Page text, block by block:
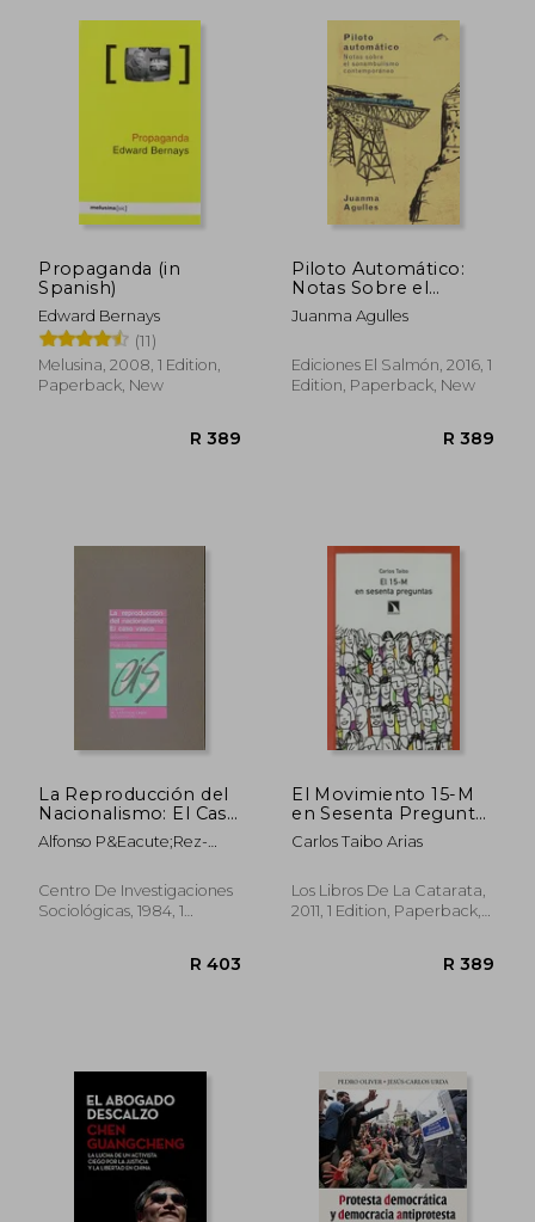
R 484
Propaganda (in
Spanish)
Edward Bernays
(11)
Melusina, 2008, 1 Edition,
Paperback, New
Piloto Automático:
Notas Sobre el
Sonanbulismo
Contemporáneo (in
Juanma Agulles
Ediciones El Salmón, 2016, 1
Edition, Paperback, New
La Reproducción del
Nacionalismo: El Caso
Vasco (Monografías)
(in Spanish)
Alfonso P&Eacute;Rez-
Centro De Investigaciones
Sociológicas, 1984, 1
El Movimiento 15-M
en Sesenta Preguntas
(in Spanish)
Carlos Taibo Arias
Los Libros De La Catarata,
2011, 1 Edition, Paperback,